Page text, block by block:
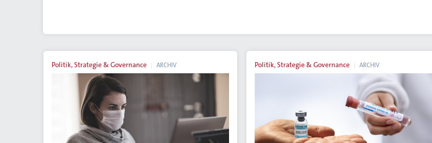
Politik, Strategie & Governance ARCHIV Politik, Strategie & Governance ARCHIV